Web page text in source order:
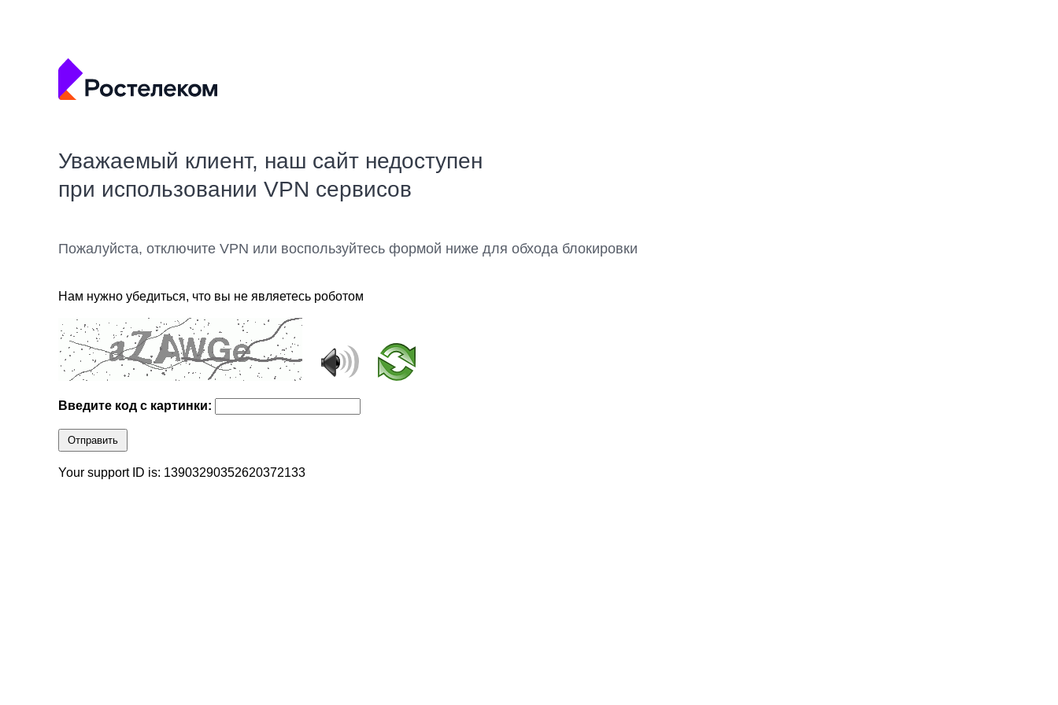
Уважаемый клиент, наш сайт недоступен
при использовании VPN сервисов
Пожалуйста, отключите VPN или воспользуйтесь формой ниже для обхода блокировки
Нам нужно убедиться, что вы не являетесь роботом
Введите код с картинки:
Отправить
Your support ID is: 13903290352620372133